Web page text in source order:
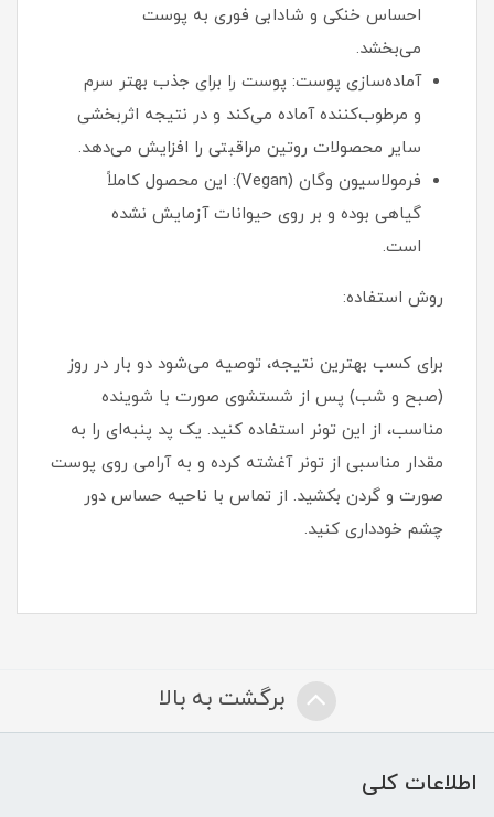
احساس خنکی و شادابی فوری به پوست
می‌بخشد.
آماده‌سازی پوست: پوست را برای جذب بهتر سرم
و مرطوب‌کننده آماده می‌کند و در نتیجه اثربخشی
سایر محصولات روتین مراقبتی را افزایش می‌دهد.
فرمولاسیون وگان (Vegan): این محصول کاملاً
گیاهی بوده و بر روی حیوانات آزمایش نشده
است.
روش استفاده:
برای کسب بهترین نتیجه، توصیه می‌شود دو بار در روز
(صبح و شب) پس از شستشوی صورت با شوینده
مناسب، از این تونر استفاده کنید. یک پد پنبه‌ای را به
مقدار مناسبی از تونر آغشته کرده و به آرامی روی پوست
صورت و گردن بکشید. از تماس با ناحیه حساس دور
چشم خودداری کنید.
برگشت به بالا
اطلاعات کلی